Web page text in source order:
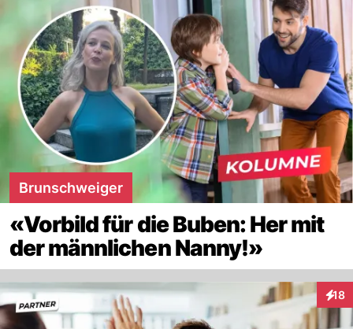
Brunschweiger
«Vorbild für die Buben: Her mit
der männlichen Nanny!»
18